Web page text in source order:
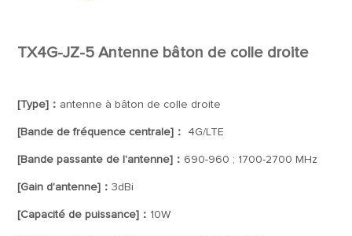
TX4G-JZ-5 Antenne bâton de colle droite
[Type]： antenne à bâton de colle droite
[Bande de fréquence centrale]： 4G/LTE
[Bande passante de l'antenne]： 690-960 ; 1700-2700 MHz
[Gain d'antenne]：3dBi
[Capacité de puissance]： 10W